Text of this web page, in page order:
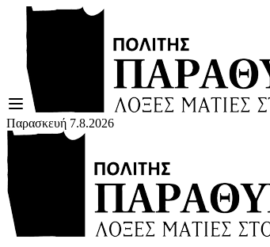
Παρασκευή 7.8.2026